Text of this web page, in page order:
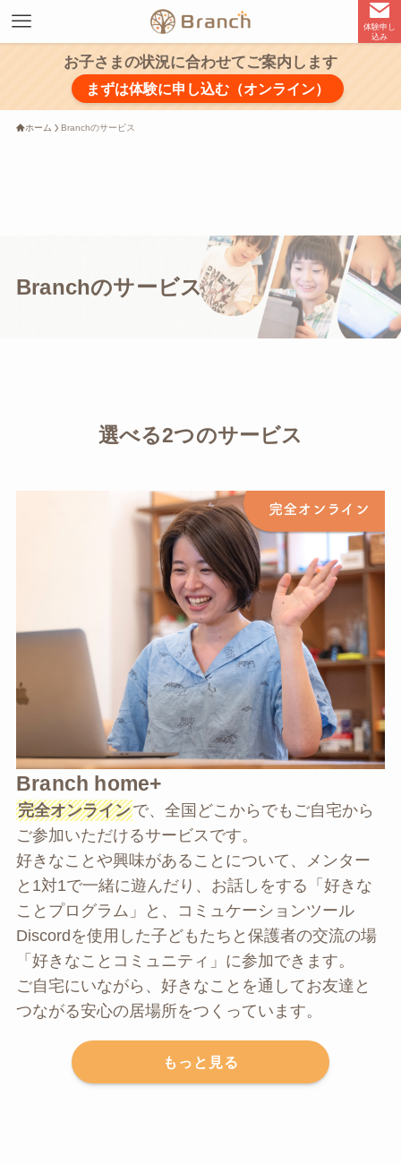
体験申し
込み
お子さまの状況に合わせてご案内します
まずは体験に申し込む（オンライン）
ホーム Branchのサービス
Branchのサービス
選べる2つのサービス
Branch home+
完全オンラインで、全国どこからでもご自宅から
ご参加いただけるサービスです。
好きなことや興味があることについて、メンター
と1対1で一緒に遊んだり、お話しをする「好きな
ことプログラム」と、コミュケーションツール
Discordを使用した子どもたちと保護者の交流の場
「好きなことコミュニティ」に参加できます。
ご自宅にいながら、好きなことを通してお友達と
つながる安心の居場所をつくっています。
もっと見る